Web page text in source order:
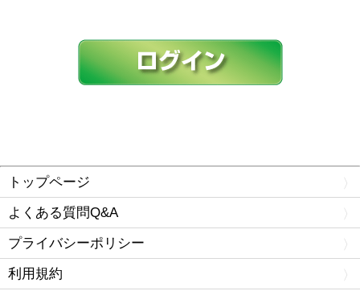
トップページ
よくある質問Q&A
プライバシーポリシー
利用規約